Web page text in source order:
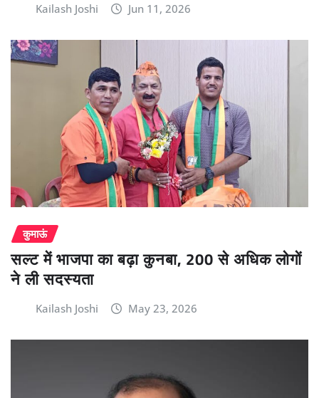
Kailash Joshi Jun 11, 2026
कुमाऊं
सल्ट में भाजपा का बढ़ा कुनबा, 200 से अधिक लोगों
ने ली सदस्यता
Kailash Joshi May 23, 2026